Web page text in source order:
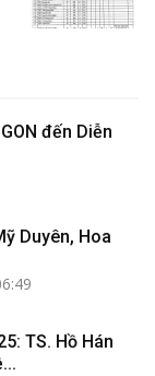
đến Diễn
Duyên, Hoa
TS. Hồ Hán